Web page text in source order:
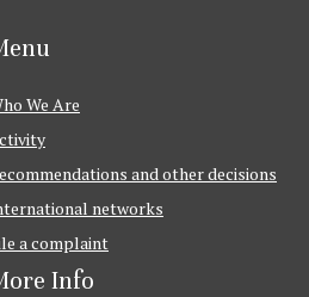
We Are
and other decisions
networks
a complaint
Info